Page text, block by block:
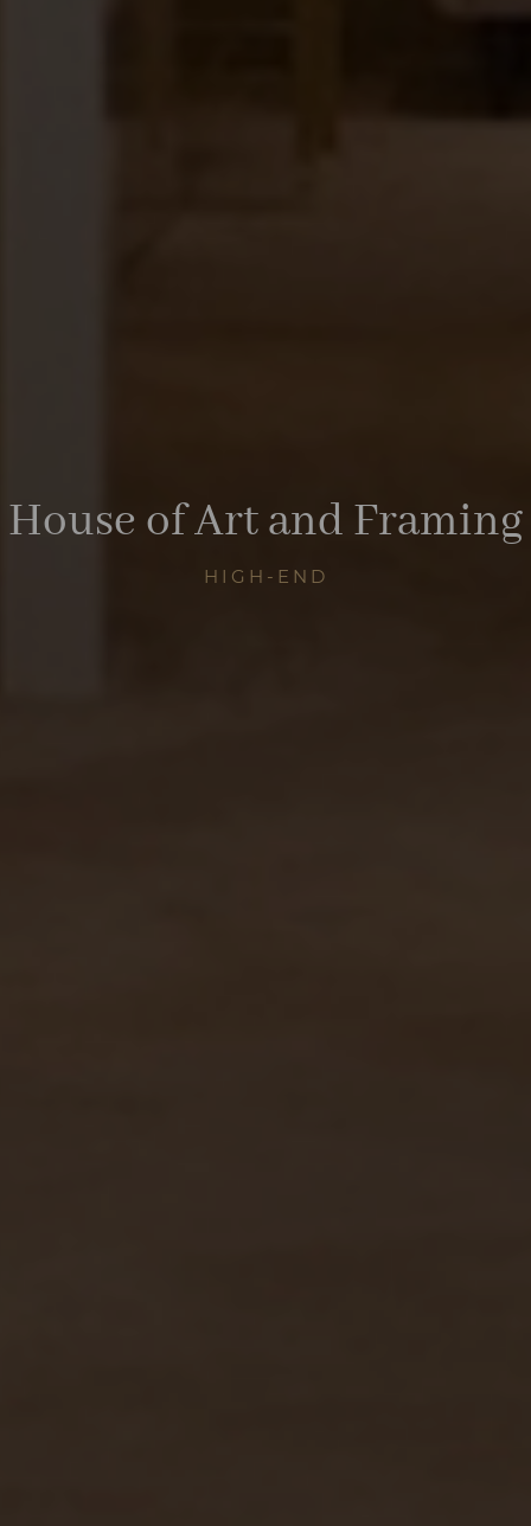
House of Art and Framing
HIGH-END